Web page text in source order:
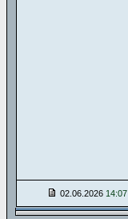
02.06.2026 14:07